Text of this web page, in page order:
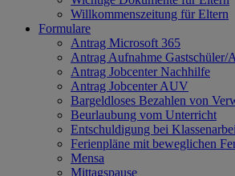
Willkommenszeitung für Eltern
Formulare
Antrag Microsoft 365
Antrag Aufnahme Gastschüler/
Antrag Jobcenter Nachhilfe
Antrag Jobcenter AUV
Bargeldloses Bezahlen von
Beurlaubung vom Unterricht
Entschuldigung bei
Ferienpläne mit beweglichen
Mensa
Mittagspause